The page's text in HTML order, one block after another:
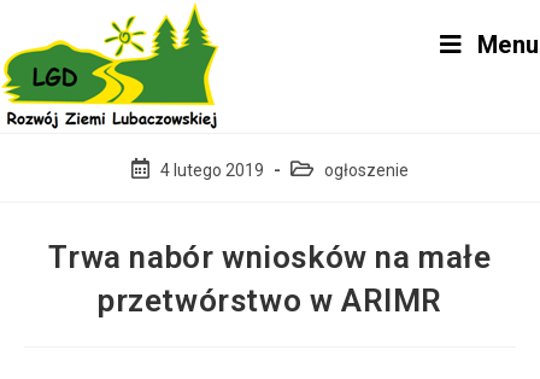
content
Menu
Post4 lutego 2019
Post ogłoszenie
Trwa nabór wniosków na małe
przetwórstwo w ARIMR